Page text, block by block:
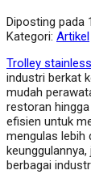
Diposting pada
Kategori: Artikel
Trolley
industri berkat
mudah
restoran
efisien untuk
mengulas lebih
berbagai